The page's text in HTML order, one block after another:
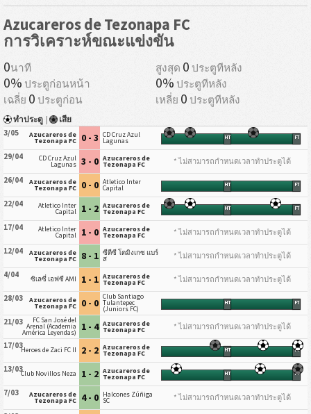
Azucareros de Tezonapa FC
การวิเคราะห์ขณะแข่งขัน
0นาที สูงสุด 0 ประตูทีหลัง
0% ประตูก่อนหน้า 0% ประตูทีหลัง
เฉลี่ย 0 ประตูก่อน เหลี่ย 0 ประตูทีหลัง
ทำประตู | เสีย
3/05 Azucareros de
Tezonapa FC 0 - 3 CD Cruz Azul
Lagunas HT FT
29/04 CD Cruz Azul
Lagunas 3 - 0 Azucareros de
Tezonapa FC
* ไม่สามารถกำหนดเวลาทำประตูได้
26/04
Azucareros de
Tezonapa FC 0 - 0 Atletico Inter
Capital HT FT
22/04 Atletico Inter
Capital 1 - 2 Azucareros de
Tezonapa FC HT FT
17/04 Atletico Inter
Capital 1 - 0 Azucareros de
Tezonapa FC
* ไม่สามารถกำหนดเวลาทำประตูได้
12/04
Azucareros de
Tezonapa FC 8 - 1 ซีดีซี โดมิงเกซ แบร์
ส
* ไม่สามารถกำหนดเวลาทำประตูได้
4/04
ซิเลซี่ เอฟซี AMI 1 - 1 Azucareros de
Tezonapa FC
* ไม่สามารถกำหนดเวลาทำประตูได้
28/03
Azucareros de
Tezonapa FC 0 - 0 Club Santiago
Tulantepec
(Juniors FC)
HT FT
21/03 FC San José del
Arenal (Academia
América Leyendas) 1 - 4 Azucareros de
Tezonapa FC
* ไม่สามารถกำหนดเวลาทำประตูได้
17/03Heroes de Zaci FC II 2 - 2 Azucareros de
Tezonapa FC HT FT
13/03Club Novillos Neza 1 - 2 Azucareros de
Tezonapa FC HT FT
7/03 Azucareros de
Tezonapa FC 4 - 0 Halcones Zúñiga
SC
* ไม่สามารถกำหนดเวลาทำประตูได้